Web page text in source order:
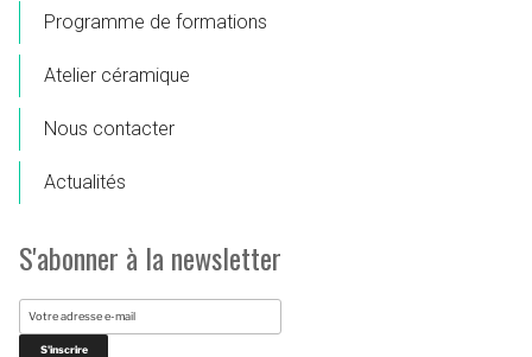
Programme de formations
Atelier céramique
Nous contacter
Actualités
S'abonner à la newsletter